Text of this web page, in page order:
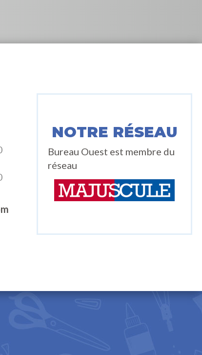
NOTRE RÉSEAU
Bureau Ouest est membre du
réseau